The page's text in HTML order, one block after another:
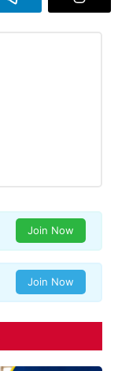
Join Now
Join Now